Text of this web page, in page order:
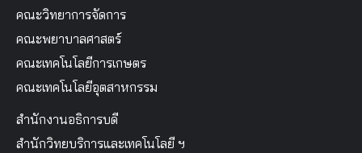
คณะวิทยาการจัดการ
คณะพยาบาลศาสตร์
คณะเทคโนโลยีการเกษตร
คณะเทคโนโลยีอุตสาหกรรม
สำนักงานอธิการบดี
สำนักวิทยบริการและเทคโนโลยี ฯ